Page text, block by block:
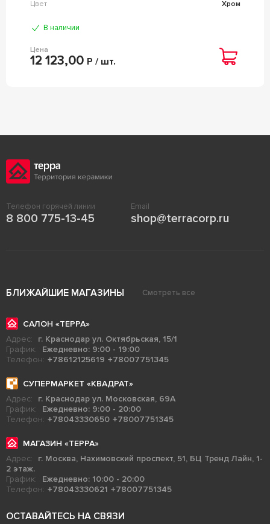
Цвет
Хром
В наличии
Цена
12 123,00 Р / шт.
Телефон горячей линии
8 800 775-13-45
Email
shop@terracorp.ru
БЛИЖАЙШИЕ МАГАЗИНЫ Смотреть все
САЛОН «ТЕРРА»
Адрес:
г. Краснодар ул. Октябрьская, 15/1
График:
Ежедневно: 9:00 - 19:00
Телефон: +78612125619 +78007751345
СУПЕРМАРКЕТ «КВАДРАТ»
Адрес:
г. Краснодар ул. Московская, 69А
График:
Ежедневно: 9:00 - 20:00
Телефон: +78043330650 +78007751345
МАГАЗИН «ТЕРРА»
Адрес:
г. Москва, Нахимовский проспект, 51, БЦ Тренд Лайн, 1-
2 этаж.
График:
Ежедневно: 10:00 - 20:00
Телефон: +78043330621 +78007751345
ОСТАВАЙТЕСЬ НА СВЯЗИ